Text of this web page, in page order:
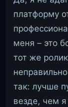
платформу
меня – это
тот же
так: лучше
везде, чем